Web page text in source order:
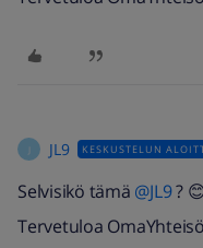
JL9 KESKUSTELUN
Selvisikö tämä ​ @JL9?
Tervetuloa